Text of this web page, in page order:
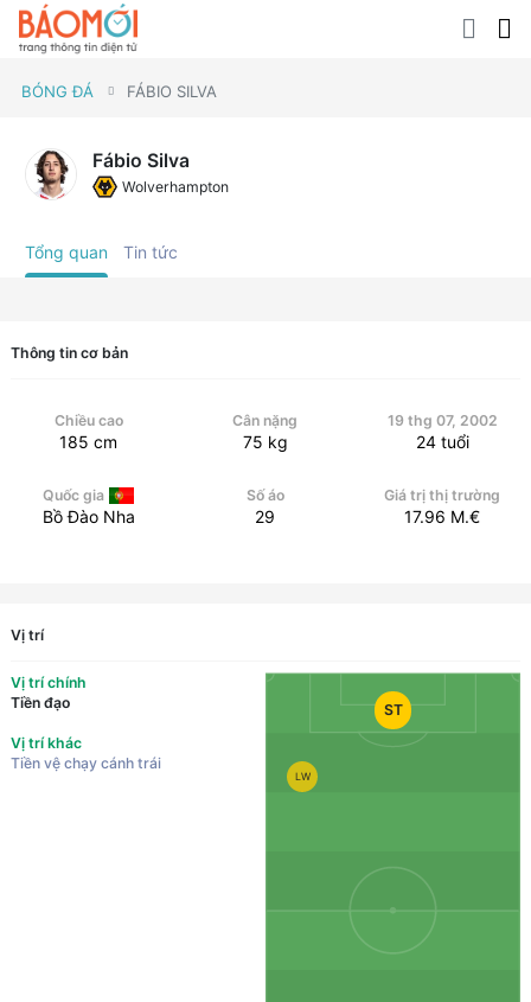
BÓNG ĐÁ FÁBIO SILVA
Fábio Silva
Wolverhampton
Tổng quan Tin tức
Thông tin cơ bản
Chiều cao
185 cm
Cân nặng
75 kg
19 thg 07, 2002
24 tuổi
Quốc gia
Bồ Đào Nha
Số áo
29
Giá trị thị trường
17.96 M.€
Vị trí
Vị trí chính
Tiền đạo
Vị trí khác
Tiền vệ chạy cánh trái
ST
LW